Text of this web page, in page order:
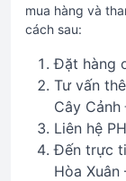
mua hàng và
cách sau:
Đặt hàng
Tư vấn
Cây
Liên hệ
Đến trực
Hòa Xuân